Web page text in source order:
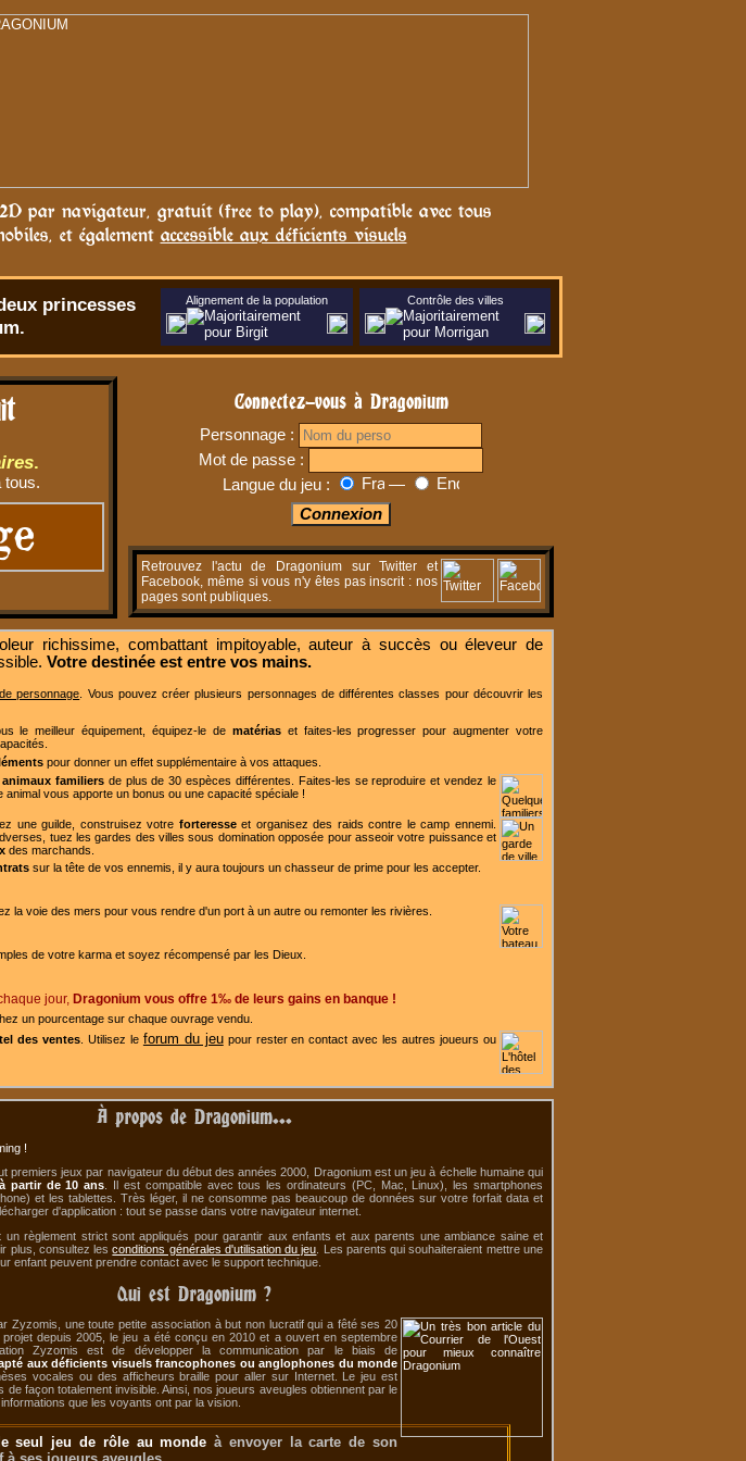
par navigateur, gratuit (free to play), compatible avec tous
et également accessible aux déficients visuels
princesses
Alignement de la population Contrôle des villes
.
tous.
Connectez-vous à Dragonium
Personnage :
Mot de passe :
Langue du jeu :
—
Retrouvez l'actu de Dragonium sur Twitter et
Facebook, même si vous n'y êtes pas inscrit : nos
pages sont publiques.
richissime, combattant impitoyable, auteur à succès ou éleveur de
Votre destinée est entre vos mains.
personnage . Vous pouvez créer plusieurs personnages de différentes classes pour découvrir les
le meilleur équipement, équipez-le de matériaset faites-les progresser pour augmenter votre
pour donner un effet supplémentaire à vos attaques.
animaux familiersde plus de 30 espèces différentes. Faites-les se reproduire et vendez le
animal vous apporte un bonus ou une capacité spéciale !
une guilde, construisez votre forteresseet organisez des raids contre le camp ennemi.
tuez les gardes des villes sous domination opposée pour asseoir votre puissance et
des marchands.
sur la tête de vos ennemis, il y aura toujours un chasseur de prime pour les accepter.
la voie des mers pour vous rendre d'un port à un autre ou remonter les rivières.
de votre karma et soyez récompensé par les Dieux.
jour, Dragonium vous offre 1‰ de leurs gains en banque !
un pourcentage sur chaque ouvrage vendu.
des ventes . Utilisez le forum du jeupour rester en contact avec les autres joueurs ou
À propos de Dragonium...
!
premiers jeux par navigateur du début des années 2000, Dragonium est un jeu à échelle humaine qui
à partir de 10 ans . Il est compatible avec tous les ordinateurs (PC, Mac, Linux), les smartphones
et les tablettes. Très léger, il ne consomme pas beaucoup de données sur votre forfait data et
d'application : tout se passe dans votre navigateur internet.
un règlement strict sont appliqués pour garantir aux enfants et aux parents une ambiance saine et
plus, consultez lesconditions générales d'utilisation du jeu . Les parents qui souhaiteraient mettre une
enfant peuvent prendre contact avec le support technique.
Qui est Dragonium ?
Zyzomis, une toute petite association à but non lucratif qui a fêté ses 20
depuis 2005, le jeu a été conçu en 2010 et a ouvert en septembre
Zyzomis est de développer la communication par le biais de
aux déficients visuels francophones ou anglophones du monde
vocales ou des afficheurs braille pour aller sur Internet. Le jeu est
de façon totalement invisible. Ainsi, nos joueurs aveugles obtiennent par le
que les voyants ont par la vision.
seul jeu de rôle au monde à envoyer la carte de son